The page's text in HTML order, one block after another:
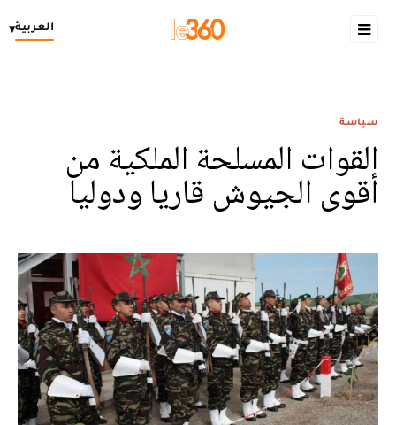
العربية▾
سياسة
القوات المسلحة الملكية من
أقوى الجيوش قاريا ودوليا